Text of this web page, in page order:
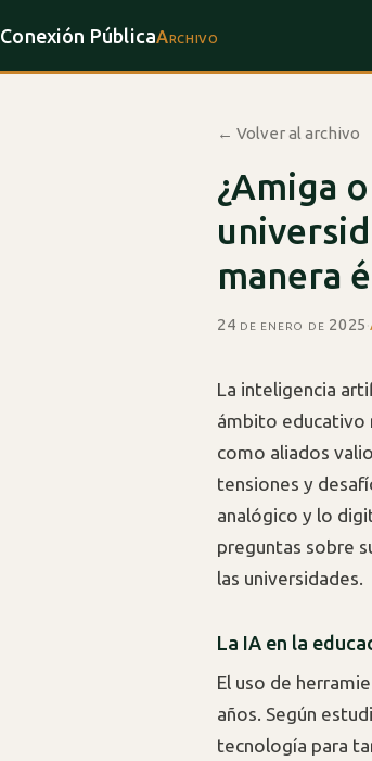
Conexión PúblicaArchivo
← Volver al archivo
¿Amiga
manera
24 de enero de 2025·
La inteligencia
ámbito educativo
como aliados
tensiones y
analógico y lo
preguntas sobre
las universidades.
La IA en la
El uso de
años. Según
tecnología para